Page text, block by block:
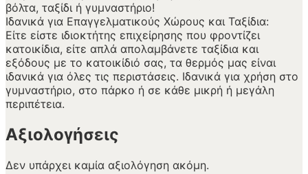
βόλτα, ταξίδι ή γυμναστήριο!
Ιδανικά για Επαγγελματικούς Χώρους και Ταξίδια:
Είτε είστε ιδιοκτήτης επιχείρησης που φροντίζει
κατοικίδια, είτε απλά απολαμβάνετε ταξίδια και
εξόδους με το κατοικίδιό σας, τα θερμός μας είναι
ιδανικά για όλες τις περιστάσεις. Ιδανικά για χρήση στο
γυμναστήριο, στο πάρκο ή σε κάθε μικρή ή μεγάλη
περιπέτεια.
Αξιολογήσεις
Δεν υπάρχει καμία αξιολόγηση ακόμη.